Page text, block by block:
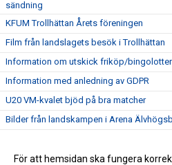
sändning
KFUM Trollhättan Årets föreningen
Film från landslagets besök i Trollhättan
Information om utskick friköp/bingolotter
Information med anledning av GDPR
U20 VM-kvalet bjöd på bra matcher
Bilder från landskampen i Arena
Stort tack för igår !
För att hemsidan ska fungera